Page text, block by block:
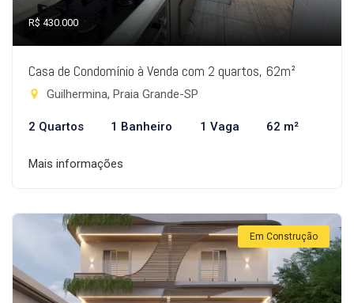
R$ 430.000
Casa de Condomínio à Venda com 2 quartos, 62m²
Guilhermina, Praia Grande-SP
2 Quartos 1 Banheiro 1 Vaga 62 m²
Mais informações
Em Construção